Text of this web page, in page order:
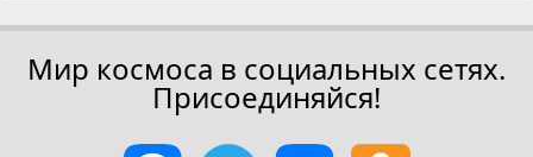
Мир космоса в социальных сетях.
Присоединяйся!